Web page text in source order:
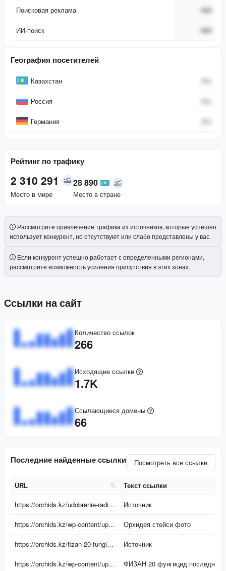
Поисковая реклама ###
ИИ-поиск ###
География посетителей
СтранаКазахстан 0%
Россия 0%
Германия 0%
Рейтинг по трафику
2 310 291
Место в мире
28 890
Место в стране
Рассмотрите привлечение трафика из источников, которые успешно
использует конкурент, но отсутствуют или слабо представлены у вас.
Если конкурент успешно работает с определенными регионами,
рассмотрите возможность усиления присутствия в этих зонах.
Ссылки на сайт
Количество ссылок
266
Исходящие ссылки
1.7K
Ссылающиеся домены
66
Последние найденные ссылки Посмотреть все ссылки
URL
Текст ссылки
URL
Текст ссылки
https://orchids.kz/udobrenie-radifarm/ Источник
https://orchids.kz/wp-content/uploads/2021/05/czvety-2048x1821.jpg Орхидея стейси фото
https://orchids.kz/fizan-20-fungicid/ Источник
https://orchids.kz/wp-content/uploads/2023/05/1000058847-600x1067.jpg